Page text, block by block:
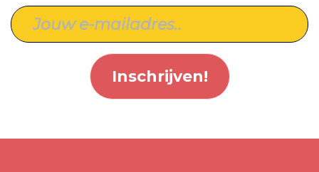
Inschrijven!